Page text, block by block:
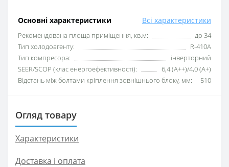
Основні характеристики Всі характеристики
Рекомендована площа приміщення, кв.м:
до 34
Тип холодоагенту:
R-410A
Тип компресора:
інверторний
SEER/SCOP (клас енергоефективності):
6,4 (А++)/4,0 (А+)
Відстань між болтами кріплення зовнішнього блоку, мм:
510
Огляд товару
Характеристики
Доставка і оплата